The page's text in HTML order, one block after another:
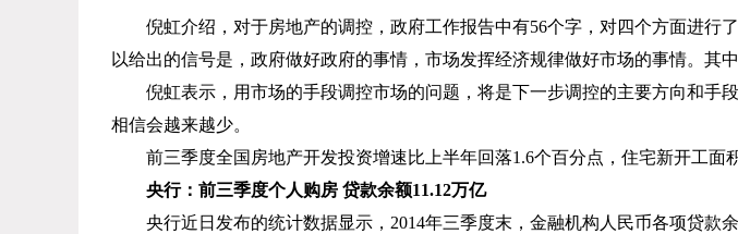
倪虹介绍，对于房地产的调控，政府工作报告中有56个字，对四个方面进行
以给出的信号是，政府做好政府的事情，市场发挥经济规律做好市场的事情。其
倪虹表示，用市场的手段调控市场的问题，将是下一步调控的主要方向和手
相信会越来越少。
前三季度全国房地产开发投资增速比上半年回落1.6个百分点，住宅新开工面
央行：前三季度个人购房 贷款余额11.12万亿
央行近日发布的统计数据显示， 2014年三季度末，金融机构人民币各项贷款